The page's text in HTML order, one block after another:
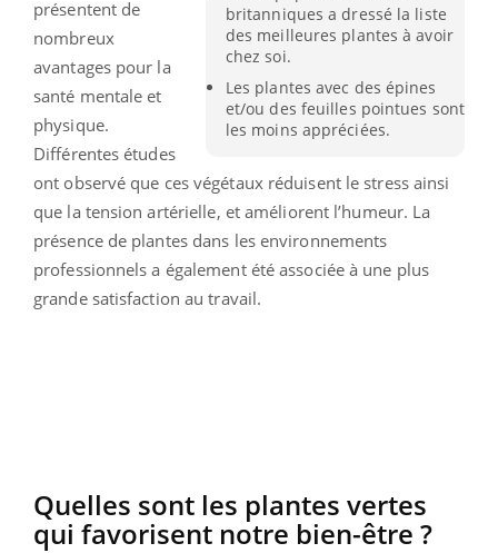
britanniques a dressé la liste
des meilleures plantes à avoir
chez soi.
Les plantes avec des épines
et/ou des feuilles pointues sont
les moins appréciées.
présentent de
nombreux
avantages pour la
santé mentale et
physique.
Différentes études
ont observé que ces végétaux réduisent le stress ainsi
que la tension artérielle, et améliorent l’humeur. La
présence de plantes dans les environnements
professionnels a également été associée à une plus
grande satisfaction au travail.
Quelles sont les plantes vertes
qui favorisent notre bien-être ?